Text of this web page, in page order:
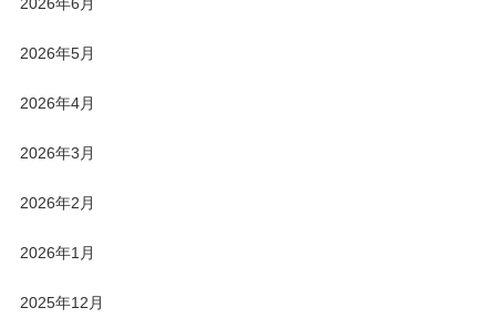
2026年5月
2026年4月
2026年3月
2026年2月
2026年1月
2025年12月